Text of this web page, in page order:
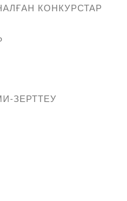
КОНКУРСТАР
ЗЕРТТЕУ